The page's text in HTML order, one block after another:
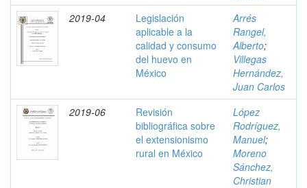
2019-04
Legislación
aplicable a la
calidad y consumo
del huevo en
México
Arrés
Rangel,
Alberto;
Villegas
Hernández,
Juan Carlos
2019-06
Revisión
bibliográfica sobre
el extensionismo
rural en México
López
Rodríguez,
Manuel;
Moreno
Sánchez,
Christian